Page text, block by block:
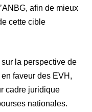
afin de mieux
cette cible
la perspective de
faveur des EVH,
cadre juridique
nationales.